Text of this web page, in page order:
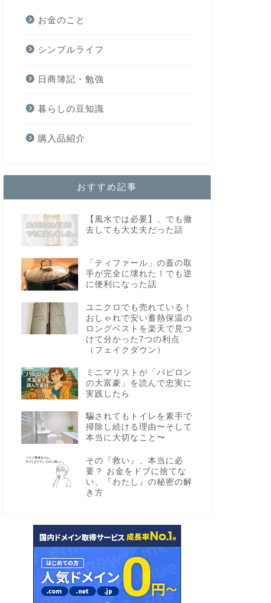
お金のこと
シンプルライフ
日商簿記・勉強
暮らしの豆知識
購入品紹介
おすすめ記事
【風水では必要】、でも撤
去しても大丈夫だった話
「ティファール」の蓋の取
手が完全に壊れた！でも逆
に便利になった話
ユニクロでも売れている！
おしゃれで安い蓄熱保温の
ロングベストを楽天で見つ
けて分かった7つの利点
（フェイクダウン）
ミニマリストが「バビロン
の大富豪」を読んで忠実に
実践したら
騙されてもトイレを素手で
掃除し続ける理由〜そして
本当に大切なこと〜
その『救い』、本当に必
要？ お金をドブに捨てな
い、『わたし』の秘密の解
き方